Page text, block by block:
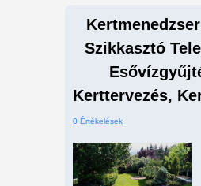
Szikkasztó
Kerttervezés,
0 Értékelések